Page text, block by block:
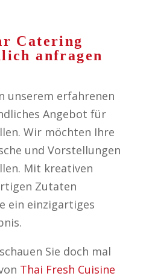
Catering
anfragen
unserem erfahrenen
Angebot für
Wir möchten Ihre
und Vorstellungen
Mit kreativen
Zutaten
ein einzigartiges
Sie doch mal
Thai Fresh Cuisine